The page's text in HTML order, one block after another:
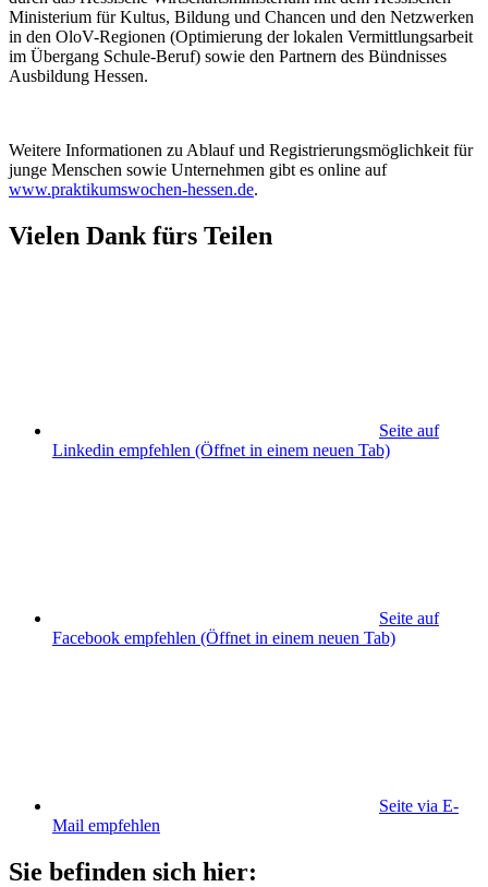
Ministerium für Kultus, Bildung und Chancen und den Netzwerken
in den OloV-Regionen (Optimierung der lokalen Vermittlungsarbeit
im Übergang Schule-Beruf) sowie den Partnern des Bündnisses
Ausbildung Hessen.
Weitere Informationen zu Ablauf und Registrierungsmöglichkeit für
junge Menschen sowie Unternehmen gibt es online auf
www.praktikumswochen-hessen.de.
Vielen Dank fürs Teilen
Seite auf
Linkedin empfehlen (Öffnet in einem neuen Tab)
Seite auf
Facebook empfehlen (Öffnet in einem neuen Tab)
Seite via E-
Mail empfehlen
Sie befinden sich hier: